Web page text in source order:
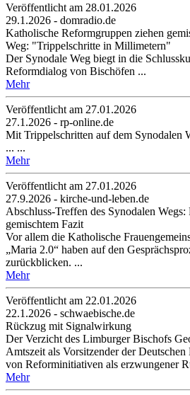
Veröffentlicht am 28­.01.2026
29.1.2026 - domradio.de
Katholische Reformgruppen ziehen
Weg: "Trippelschritte in Millimetern"
Der Synodale Weg biegt in die
Reformdialog von Bischöfen ...
Mehr
Veröffentlicht am 27­.01.2026
27.1.2026 - rp-online.de
Mit Trippelschritten auf dem Synodalen
... ...
Mehr
Veröffentlicht am 27­.01.2026
27.9.2026 - kirche-und-leben.de
Abschluss-Treffen des Synodalen
gemischtem Fazit
Vor allem die Katholische
„Maria 2.0“ haben auf den
zurückblicken. ...
Mehr
Veröffentlicht am 22­.01.2026
22.1.2026 - schwaebische.de
Rückzug mit Signalwirkung
Der Verzicht des Limburger Bischofs
Amtszeit als Vorsitzender der
von Reforminitiativen als erzwungener
Mehr